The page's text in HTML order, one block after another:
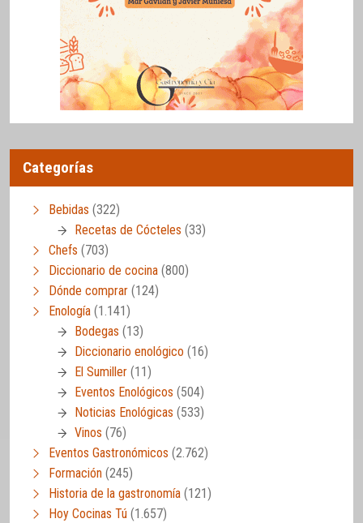
Categorías
Bebidas (322)
Recetas de Cócteles (33)
Chefs (703)
Diccionario de cocina (800)
Dónde comprar (124)
Enología (1.141)
Bodegas (13)
Diccionario enológico (16)
El Sumiller (11)
Eventos Enológicos (504)
Noticias Enológicas (533)
Vinos (76)
Eventos Gastronómicos (2.762)
Formación (245)
Historia de la gastronomía (121)
Hoy Cocinas Tú (1.657)